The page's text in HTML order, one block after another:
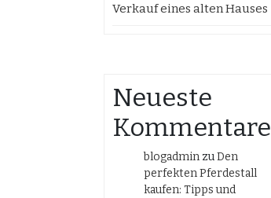
Verkauf eines alten Hauses
Neueste
Kommentare
blogadmin zuDen
perfekten Pferdestall
kaufen: Tipps und